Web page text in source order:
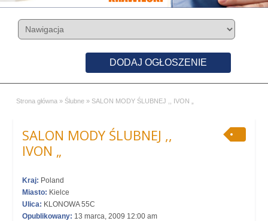
DODAJ OGŁOSZENIE
Strona główna » Ślubne » SALON MODY ŚLUBNEJ ,, IVON „
SALON MODY ŚLUBNEJ ,,
IVON „
Kraj: Poland
Miasto: Kielce
Ulica: KLONOWA 55C
Opublikowany: 13 marca, 2009 12:00 am